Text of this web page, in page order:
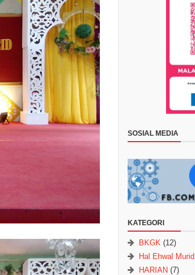
SOSIAL MEDIA
KATEGORI
BKGK (12)
Hal Ehwal Murid
HARIAN (7)